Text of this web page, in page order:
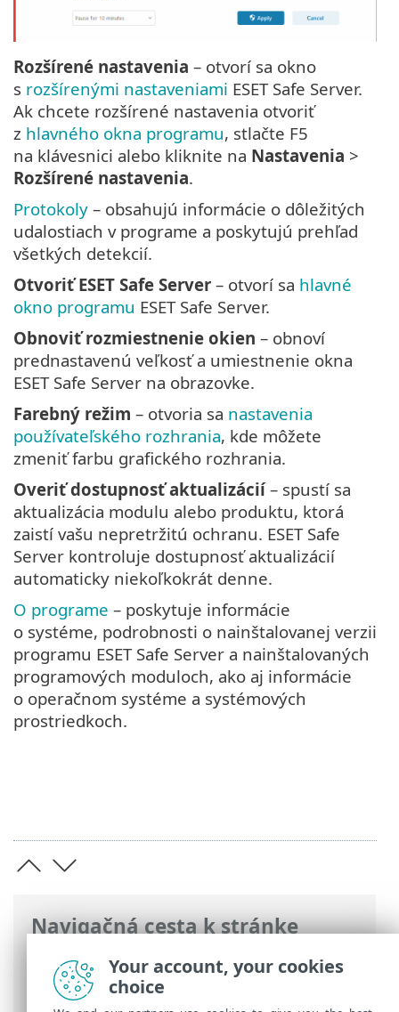
Navigačná cesta k stránke
ESET Online pomocník> ESET Safe Server
Ako začať> Ikona na paneli úloh
Rozšírené nastavenia – otvorí sa okno
s rozšírenými nastaveniami ESET Safe Server.
Ak chcete rozšírené nastavenia otvoriť
z hlavného okna programu, stlačte F5
na klávesnici alebo kliknite na Nastavenia >
Rozšírené nastavenia.
Protokoly – obsahujú informácie o dôležitých
udalostiach v programe a poskytujú prehľad
všetkých detekcií.
Otvoriť ESET Safe Server – otvorí sa hlavné
okno programu ESET Safe Server.
Obnoviť rozmiestnenie okien – obnoví
prednastavenú veľkosť a umiestnenie okna
ESET Safe Server na obrazovke.
Farebný režim – otvoria sa nastavenia
používateľského rozhrania, kde môžete
zmeniť farbu grafického rozhrania.
Overiť dostupnosť aktualizácií– spustí sa
aktualizácia modulu alebo produktu, ktorá
zaistí vašu nepretržitú ochranu. ESET Safe
Server kontroluje dostupnosť aktualizácií
automaticky niekoľkokrát denne.
O programe – poskytuje informácie
o systéme, podrobnosti o nainštalovanej verzii
programu ESET Safe Server a nainštalovaných
programových moduloch, ako aj informácie
o operačnom systéme a systémových
prostriedkoch.
Your account, your cookies
choice